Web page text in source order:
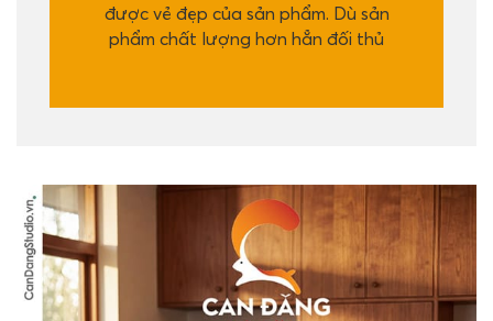
được vẻ đẹp của sản phẩm. Dù sản
phẩm chất lượng hơn hẳn đối thủ